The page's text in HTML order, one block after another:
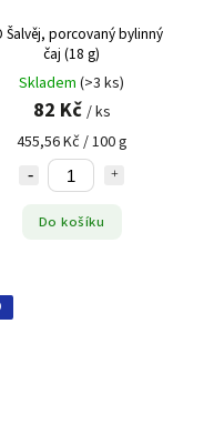
Šalvěj, porcovaný bylinný
čaj (18 g)
Skladem (>3 ks)
82 Kč / ks
455,56 Kč / 100 g
Do košíku